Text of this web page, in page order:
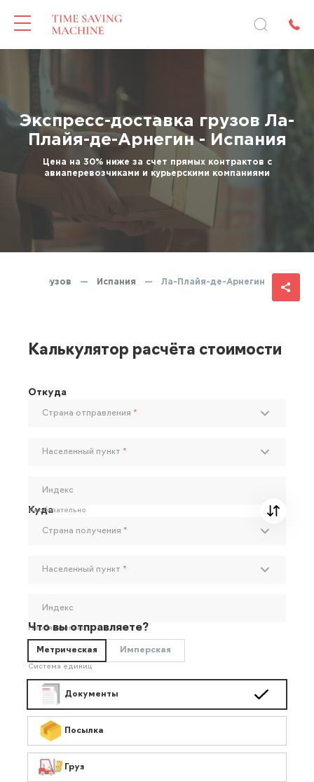
Экспресс-доставка грузов Ла-
Плайя-де-Арнегин - Испания
Цена на 30% ниже за счет прямых контрактов с
авиаперевозчиками и курьерскими компаниями
грузов — Испания — Ла-Плайя-де-Арнегин
Калькулятор расчёта стоимости
Откуда
Страна отправления *
Населенный пункт *
Индекс
Необязательно
Куда
Страна получения *
Населенный пункт *
Индекс
Необязательно
Что вы отправляете?
Метрическая Имперская
Система единиц
Документы
Посылка
Груз